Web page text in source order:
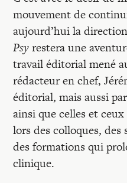
Mon compte
mouvement de
aujourd’hui la
Psyrestera une
travail éditorial mené
rédacteur en chef,
éditorial, mais aussi
ainsi que celles et
lors des colloques, des
des formations qui
clinique.